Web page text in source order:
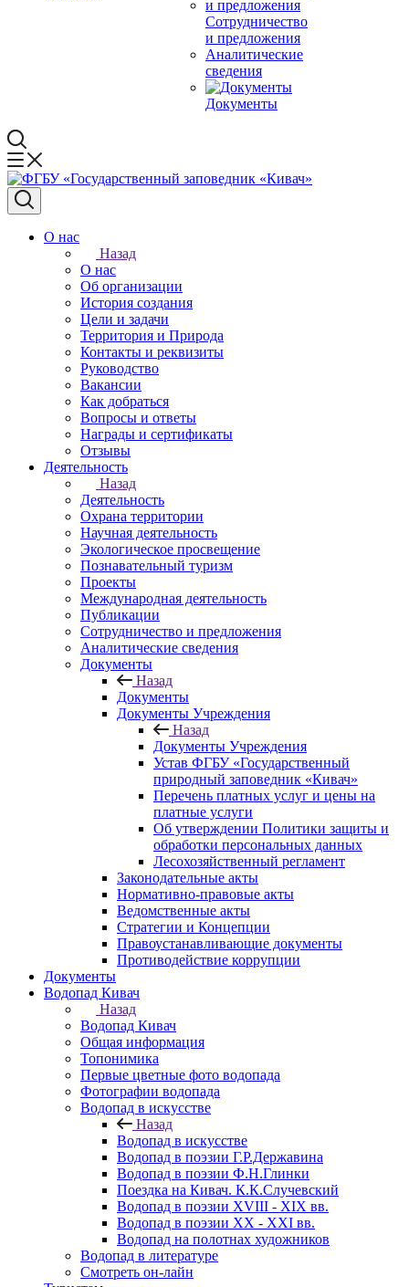
Сотрудничество
и предложения
Аналитические
сведения
Документы
О нас
Назад
О нас
Об организации
История создания
Цели и задачи
Территория и Природа
Контакты и реквизиты
Руководство
Вакансии
Как добраться
Вопросы и ответы
Награды и сертификаты
Отзывы
Деятельность
Назад
Деятельность
Охрана территории
Научная деятельность
Экологическое просвещение
Познавательный туризм
Проекты
Международная деятельность
Публикации
Сотрудничество и предложения
Аналитические сведения
Документы
Назад
Документы
Документы Учреждения
Назад
Документы Учреждения
Устав ФГБУ «Государственный
природный заповедник «Кивач»
Перечень платных услуг и цены на
платные услуги
Об утверждении Политики защиты и
обработки персональных данных
Лесохозяйственный регламент
Законодательные акты
Нормативно-правовые акты
Ведомственные акты
Стратегии и Концепции
Правоустанавливающие документы
Противодействие коррупции
Документы
Водопад Кивач
Назад
Водопад Кивач
Общая информация
Топонимика
Первые цветные фото водопада
Фотографии водопада
Водопад в искусстве
Назад
Водопад в искусстве
Водопад в поэзии Г.Р.Державина
Водопад в поэзии Ф.Н.Глинки
Поездка на Кивач. К.К.Случевский
Водопад в поэзии XVIII - XIX вв.
Водопад в поэзии XX - XXI вв.
Водопад на полотнах художников
Водопад в литературе
Смотреть он-лайн